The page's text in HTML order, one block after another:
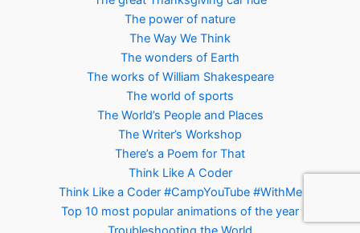
The power of nature
The Way We Think
The wonders of Earth
The works of William Shakespeare
The world of sports
The World’s People and Places
The Writer’s Workshop
There’s a Poem for That
Think Like A Coder
Think Like a Coder #CampYouTube #WithMe
Top 10 most popular animations of the year